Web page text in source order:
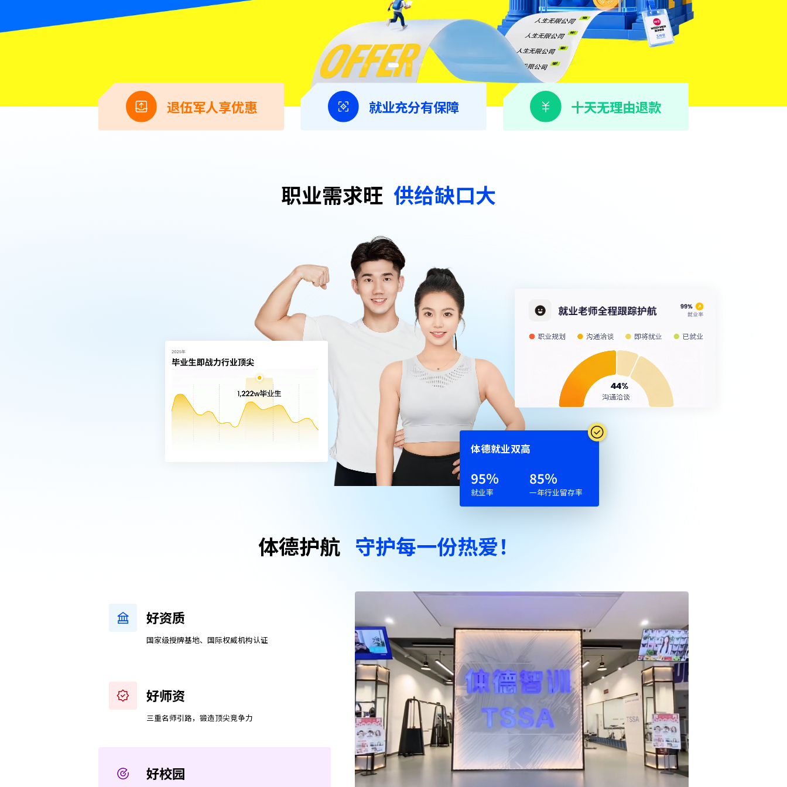
退伍军人享优惠 就业充分有保障 十天无理由退款
职业需求旺 供给缺口大
体德就业双⾼
52%
就业率
47%
一年行业留存率
体德护航 守护每一份热爱！
好资质
国家级授牌基地、国际权威机构认证
好师资
三重名师引路，锻造顶尖竞争力
好校园